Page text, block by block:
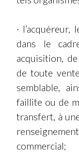
·
dans le
acquisition,
de toute
semblable,
faillite ou de
transfert, à
commercial;